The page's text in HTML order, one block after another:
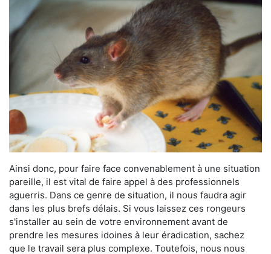
Ainsi donc, pour faire face convenablement à une situation
pareille, il est vital de faire appel à des professionnels
aguerris. Dans ce genre de situation, il nous faudra agir
dans les plus brefs délais. Si vous laissez ces rongeurs
s'installer au sein de votre environnement avant de
prendre les mesures idoines à leur éradication, sachez
que le travail sera plus complexe. Toutefois, nous nous